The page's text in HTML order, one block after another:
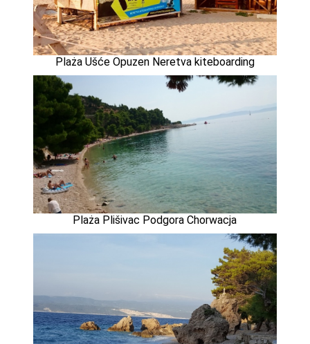
Plaża Ušće Opuzen Neretva kiteboarding
Plaża Plišivac Podgora Chorwacja